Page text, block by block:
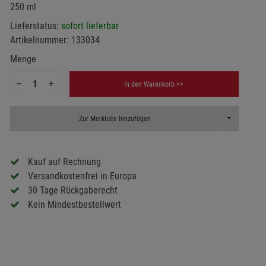
250 ml
Lieferstatus: sofort lieferbar
Artikelnummer: 133034
Menge
In den Warenkorb >>
Zur Merkliste hinzufügen Toggle
Kauf auf Rechnung
Versandkostenfrei in Europa
30 Tage Rückgaberecht
Kein Mindestbestellwert